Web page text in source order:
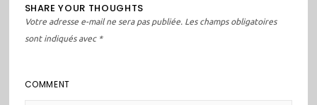
SHARE YOUR THOUGHTS
Votre adresse e-mail ne sera pas publiée. Les champs obligatoires
sont indiqués avec *
COMMENT